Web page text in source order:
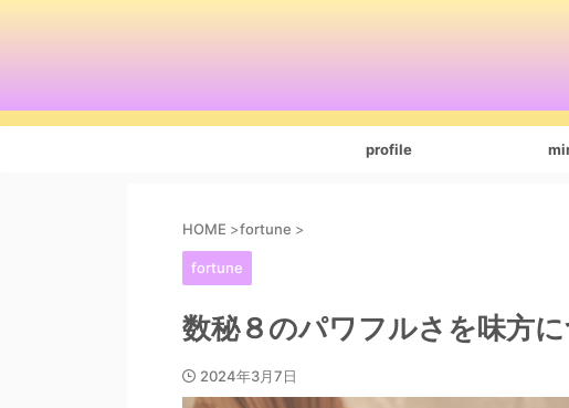
profile
HOME >fortune >
fortune
数秘８のパワフルさを味方
2024年3月7日